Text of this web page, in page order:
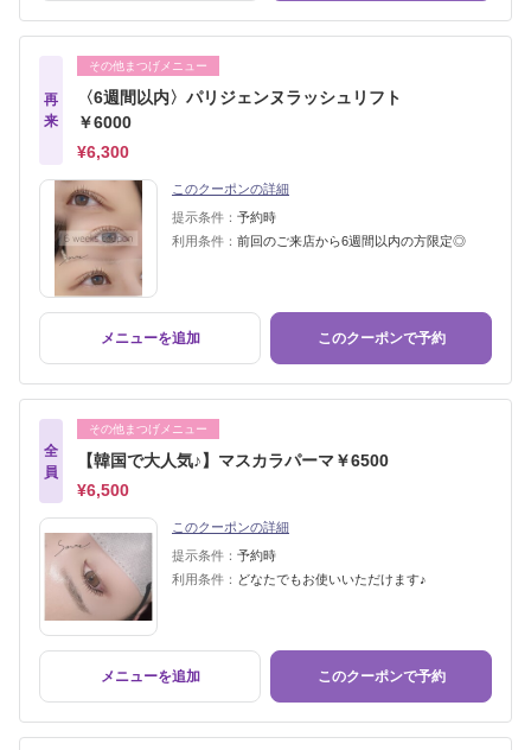
再
来
その他まつげメニュー
〈6週間以内〉パリジェンヌラッシュリフト
￥6000
¥6,300
このクーポンの詳細
提示条件： 予約時
利用条件： 前回のご来店から6週間以内の方限定◎
メニューを追加 このクーポンで予約
全
員
その他まつげメニュー
【韓国で大人気♪】マスカラパーマ￥6500
¥6,500
このクーポンの詳細
提示条件： 予約時
利用条件： どなたでもお使いいただけます♪
メニューを追加 このクーポンで予約